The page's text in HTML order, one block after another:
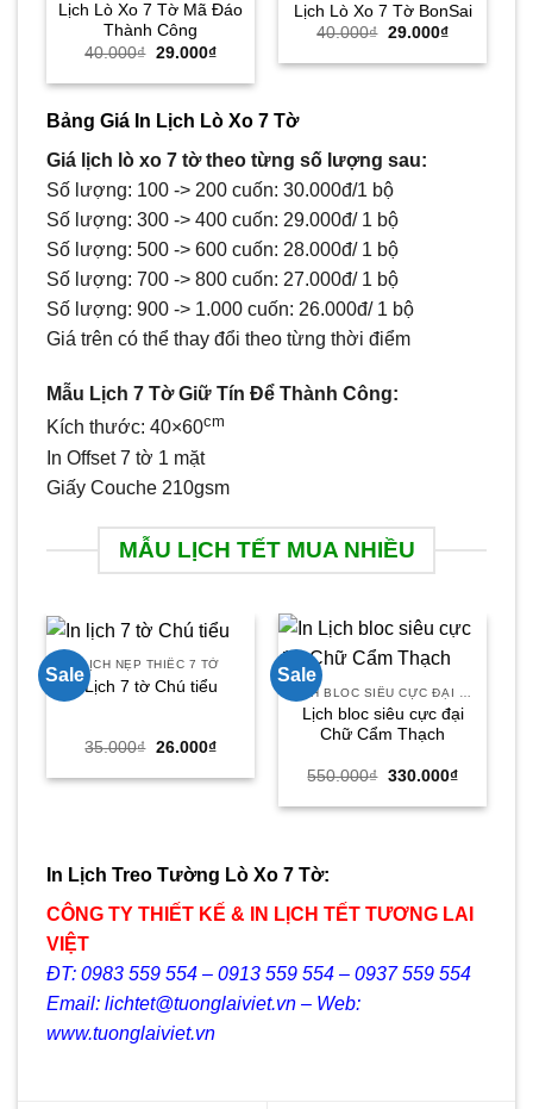
Lịch Lò Xo 7 Tờ Mã Đáo
Thành Công
40.000₫ Giá
là:
29.000₫Giá
tại
29.000₫.
Lịch Lò Xo 7 Tờ BonSai
40.000₫ Giá
là:
29.000₫Giá
tại
Bảng Giá In Lịch Lò Xo 7 Tờ
Giá lịch lò xo 7 tờ theo từng số lượng sau:
Số lượng: 100 -> 200 cuốn: 30.000đ/1 bộ
Số lượng: 300 -> 400 cuốn: 29.000đ/ 1 bộ
Số lượng: 500 -> 600 cuốn: 28.000đ/ 1 bộ
Số lượng: 700 -> 800 cuốn: 27.000đ/ 1 bộ
Số lượng: 900 -> 1.000 cuốn: 26.000đ/ 1 bộ
Giá trên có thể thay đổi theo từng thời điểm
Mẫu Lịch 7 Tờ Giữ Tín Để Thành Công:
Kích thước: 40×60cm
In Offset 7 tờ 1 mặt
Giấy Couche 210gsm
MẪU LỊCH TẾT MUA NHIỀU
Sale
LỊCH NẸP THIẾC 7 TỜ
Lịch 7 tờ Chú tiểu
35.000₫ Giá
là:
26.000₫Giá
tại
26.000₫.
Sale
Lịch bloc siêu cực đại
Chữ Cẩm Thạch
550.000₫ Giá
là:
330.000₫Giá
tại
In Lịch Treo Tường Lò Xo 7 Tờ:
CÔNG TY THIẾT KẾ & IN LỊCH TẾT TƯƠNG LAI
VIỆT
ĐT: 0983 559 554 – 0913 559 554 – 0937 559 554
Email: lichtet@tuonglaiviet.vn – Web:
www.tuonglaiviet.vn